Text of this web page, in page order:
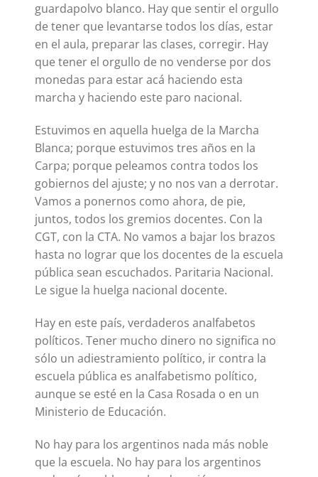
guardapolvo blanco. Hay que sentir el orgullo
de tener que levantarse todos los días, estar
en el aula, preparar las clases, corregir. Hay
que tener el orgullo de no venderse por dos
monedas para estar acá haciendo esta
marcha y haciendo este paro nacional.
Estuvimos en aquella huelga de la Marcha
Blanca; porque estuvimos tres años en la
Carpa; porque peleamos contra todos los
gobiernos del ajuste; y no nos van a derrotar.
Vamos a ponernos como ahora, de pie,
juntos, todos los gremios docentes. Con la
CGT, con la CTA. No vamos a bajar los brazos
hasta no lograr que los docentes de la escuela
pública sean escuchados. Paritaria Nacional.
Le sigue la huelga nacional docente.
Hay en este país, verdaderos analfabetos
políticos. Tener mucho dinero no significa no
sólo un adiestramiento político, ir contra la
escuela pública es analfabetismo político,
aunque se esté en la Casa Rosada o en un
Ministerio de Educación.
No hay para los argentinos nada más noble
que la escuela. No hay para los argentinos